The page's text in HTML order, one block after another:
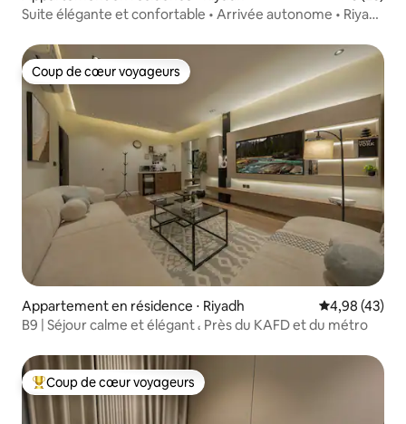
Suite élégante et confortable • Arrivée autonome • Riyad
Coup de cœur voyageurs
Coup de cœur voyageurs
Appartement en résidence ⋅ Riyadh Évaluation
4,98 (43)
B9 | Séjour calme et élégant ، Près du KAFD et du métro
Coups de cœur voyageurs les plus appréciés
Coup de cœur voyageurs